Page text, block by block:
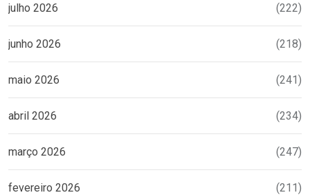
julho 2026 (222)
junho 2026 (218)
maio 2026 (241)
abril 2026 (234)
março 2026 (247)
fevereiro 2026 (211)